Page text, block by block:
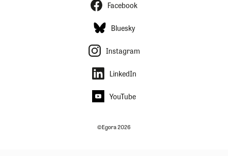
Facebook
Bluesky
Instagram
LinkedIn
YouTube
©Egora 2026